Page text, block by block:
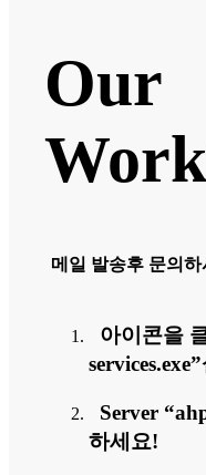
Our
메일 발송후 문의하
아이콘을
Server
하세요!